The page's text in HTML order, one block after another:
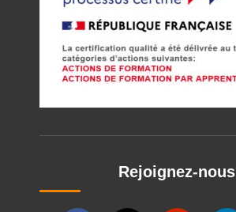
Rejoignez-nous